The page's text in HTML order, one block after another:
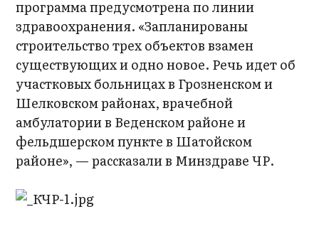
программа предусмотрена по линии
здравоохранения. «Запланированы
строительство трех объектов взамен
существующих и одно новое. Речь идет об
участковых больницах в Грозненском и
Шелковском районах, врачебной
амбулатории в Веденском районе и
фельдшерском пункте в Шатойском
районе», — рассказали в Минздраве ЧР.